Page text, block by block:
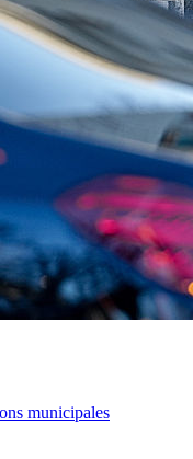
municipales